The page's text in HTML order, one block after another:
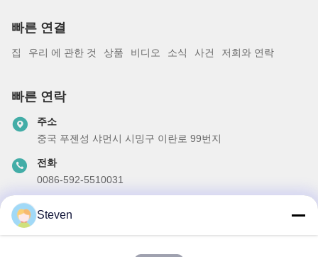
빠른 연결
집 우리 에 관한 것 상품 비디오 소식 사건 저희와 연락
빠른 연락
주소
중국 푸젠성 샤먼시 시밍구 이란로 99번지
전화
0086-592-5510031
steven@winley-electric.com
Steven